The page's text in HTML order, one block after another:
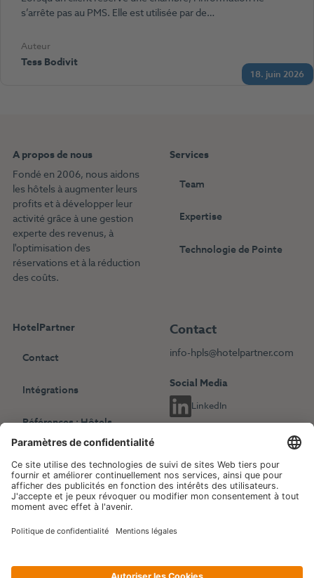
18. juin 2026
s’arrête pas au PMS. Elle est utilisée par de…
Auteur
Tess Bodivit
A propos de nous
Fondé en 2006, nous aidons
les hôtels à augmenter leurs
profits et à développer leur
activité grâce à une gestion
experte des revenus, à
l'optimisation des
réservations et à la réduction
des coûts.
Services
Team
Expertise
Technologie de Pointe
HotelPartner
Contact
Intégrations
Références : Hôtels
indépendants
Références : Chaînes
hôtelières
Blog
Evénements
Contact
info-hpls@hotelpartner.com
Social Media
LinkedIn
Choisissez une autre langue
English Deutsch